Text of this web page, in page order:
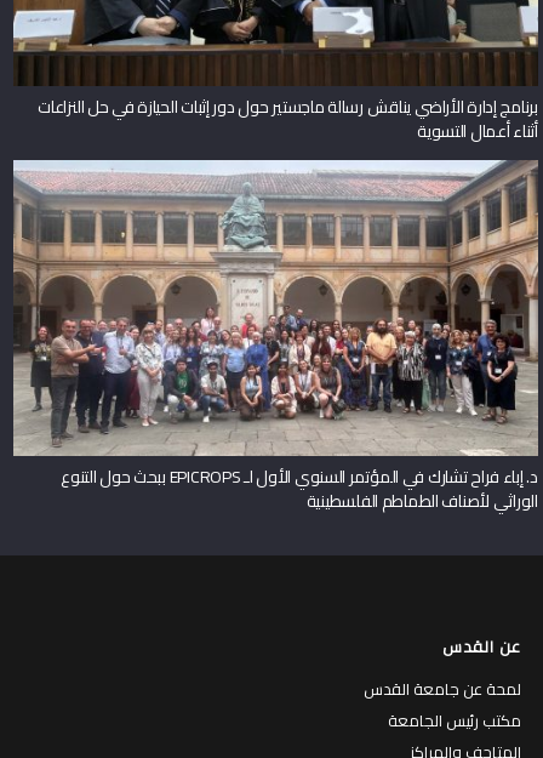
برنامج إدارة الأراضي يناقش رسالة ماجستير حول دور إثبات الحيازة في حل النزاعات
أثناء أعمال التسوية
د. إباء فراح تشارك في المؤتمر السنوي الأول لـ EPICROPS ببحث حول التنوع
الوراثي لأصناف الطماطم الفلسطينية
عن القدس
لمحة عن جامعة القدس
مكتب رئيس الجامعة